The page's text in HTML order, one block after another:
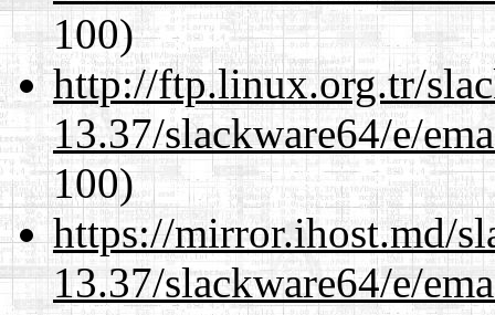
100)
http://ftp.linux.org.tr/
13.37/slackware64/e/
100)
https://mirror.ihost.md/
13.37/slackware64/e/